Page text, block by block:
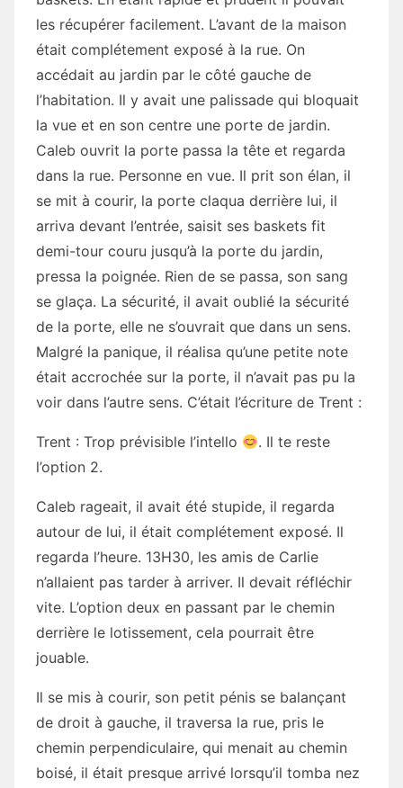
les récupérer facilement. L’avant de la maison
était complétement exposé à la rue. On
accédait au jardin par le côté gauche de
l’habitation. Il y avait une palissade qui bloquait
la vue et en son centre une porte de jardin.
Caleb ouvrit la porte passa la tête et regarda
dans la rue. Personne en vue. Il prit son élan, il
se mit à courir, la porte claqua derrière lui, il
arriva devant l’entrée, saisit ses baskets fit
demi-tour couru jusqu’à la porte du jardin,
pressa la poignée. Rien de se passa, son sang
se glaça. La sécurité, il avait oublié la sécurité
de la porte, elle ne s’ouvrait que dans un sens.
Malgré la panique, il réalisa qu’une petite note
était accrochée sur la porte, il n’avait pas pu la
voir dans l’autre sens. C’était l’écriture de Trent :
Trent : Trop prévisible l’intello
. Il te reste
l’option 2.
Caleb rageait, il avait été stupide, il regarda
autour de lui, il était complétement exposé. Il
regarda l’heure. 13H30, les amis de Carlie
n’allaient pas tarder à arriver. Il devait réfléchir
vite. L’option deux en passant par le chemin
derrière le lotissement, cela pourrait être
jouable.
Il se mis à courir, son petit pénis se balançant
de droit à gauche, il traversa la rue, pris le
chemin perpendiculaire, qui menait au chemin
boisé, il était presque arrivé lorsqu’il tomba nez